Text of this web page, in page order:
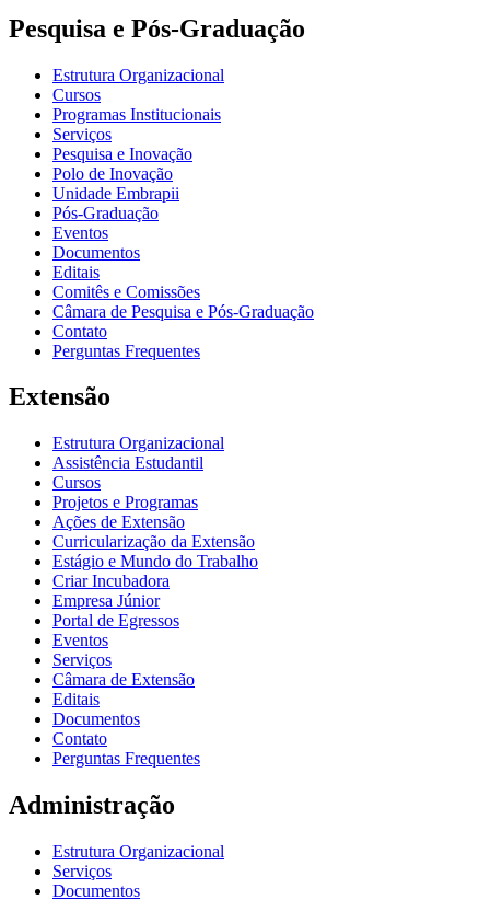
Pesquisa e Pós-Graduação
Estrutura Organizacional
Cursos
Programas Institucionais
Serviços
Pesquisa e Inovação
Polo de Inovação
Unidade Embrapii
Pós-Graduação
Eventos
Documentos
Editais
Comitês e Comissões
Câmara de Pesquisa e Pós-Graduação
Contato
Perguntas Frequentes
Extensão
Estrutura Organizacional
Assistência Estudantil
Cursos
Projetos e Programas
Ações de Extensão
Curricularização da Extensão
Estágio e Mundo do Trabalho
Criar Incubadora
Empresa Júnior
Portal de Egressos
Eventos
Serviços
Câmara de Extensão
Editais
Documentos
Contato
Perguntas Frequentes
Administração
Estrutura Organizacional
Serviços
Documentos